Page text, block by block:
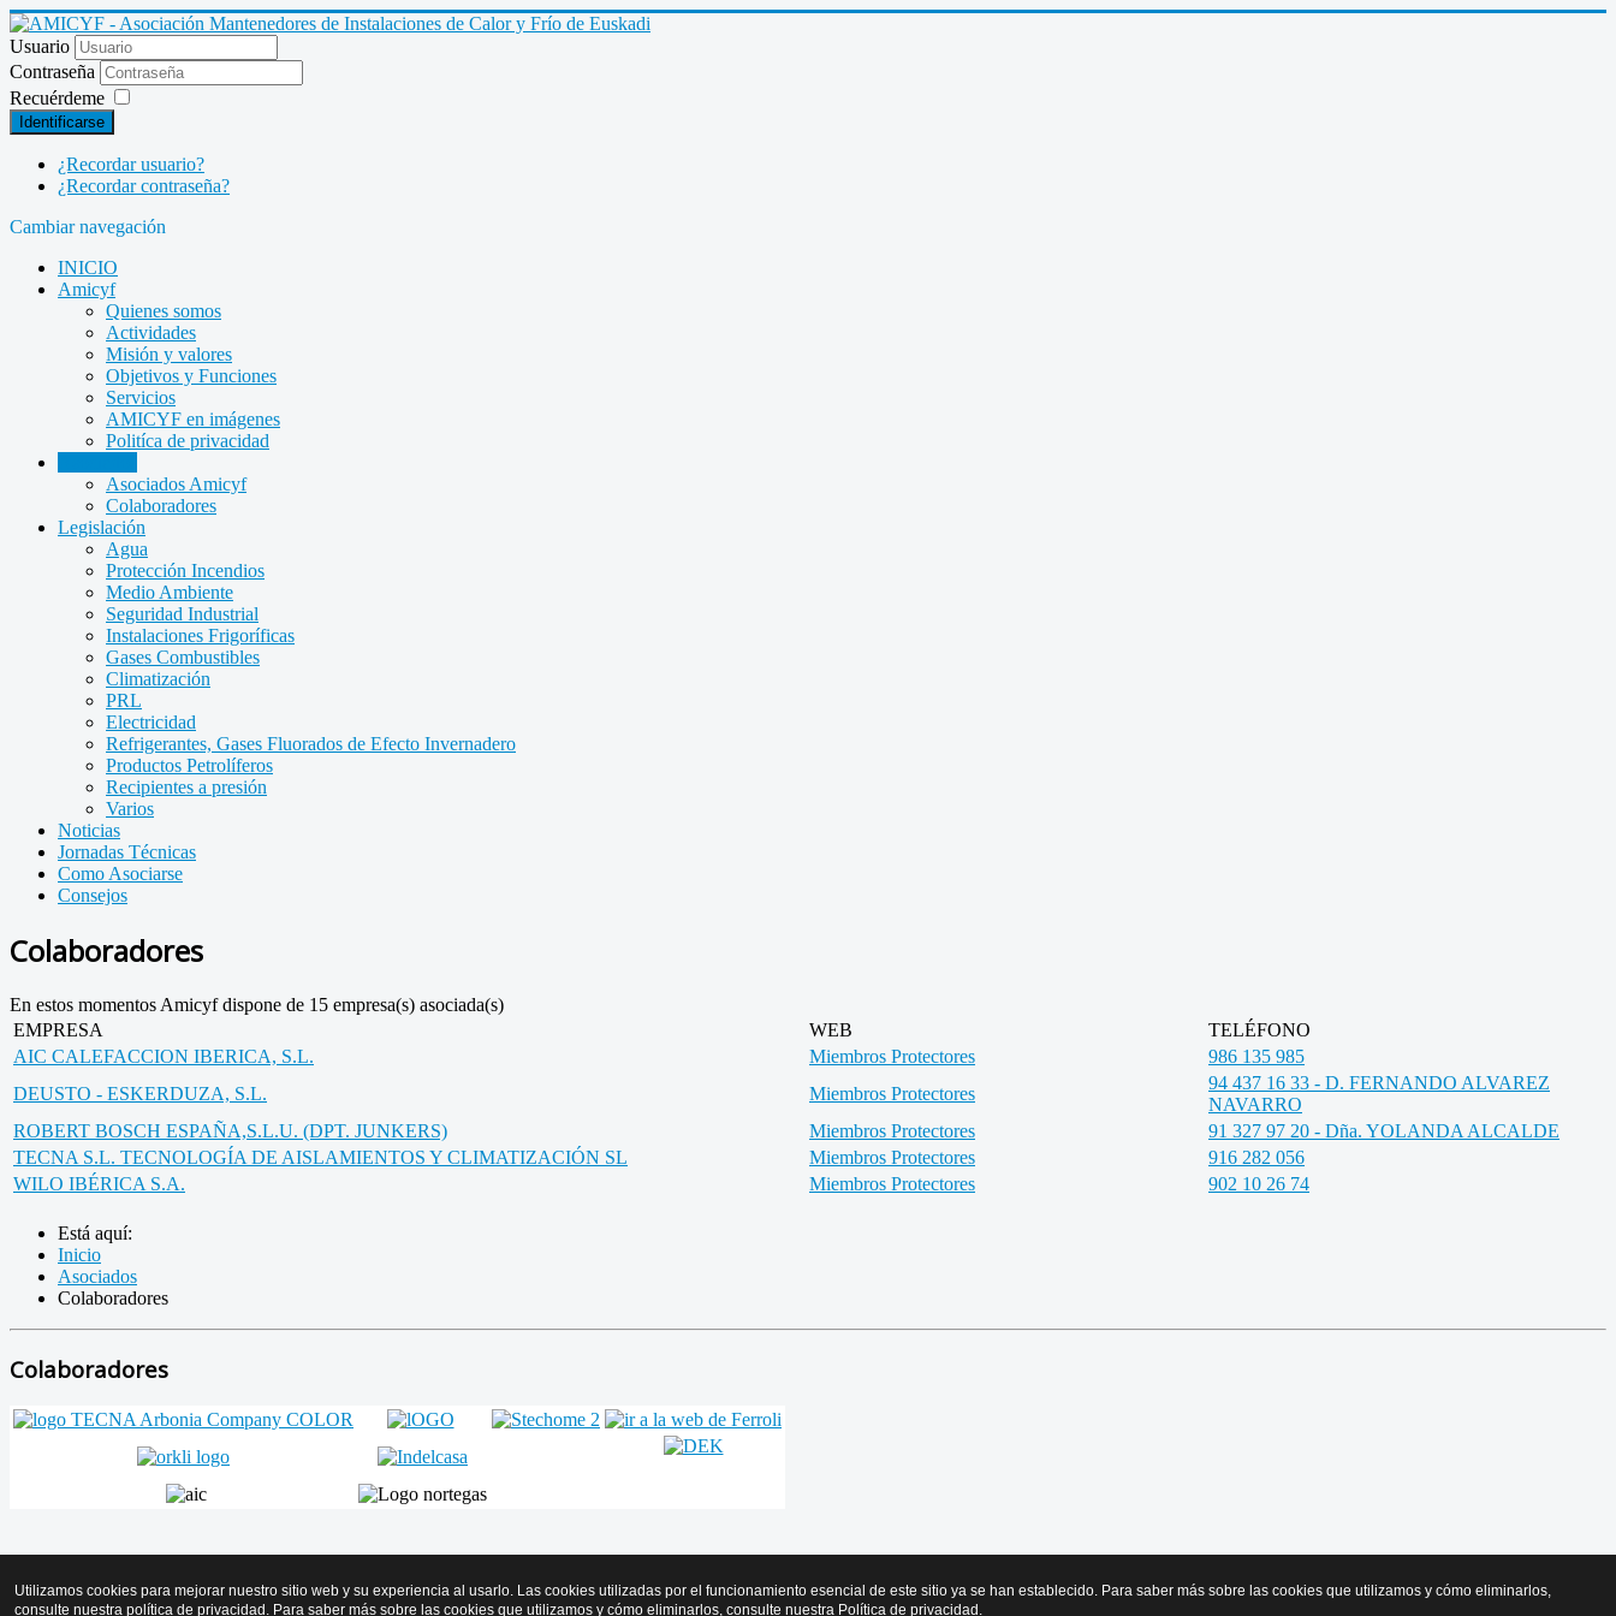
Usuario
Contraseña
Recuérdeme
Identificarse
¿Recordar usuario?
¿Recordar contraseña?
Cambiar navegación
INICIO
Amicyf
Quienes somos
Actividades
Misión y valores
Objetivos y Funciones
Servicios
AMICYF en imágenes
Politíca de privacidad
Asociados Amicyf
Colaboradores
Legislación
Agua
Protección Incendios
Medio Ambiente
Seguridad Industrial
Instalaciones Frigoríficas
Gases Combustibles
Climatización
PRL
Electricidad
Refrigerantes, Gases Fluorados de Efecto Invernadero
Productos Petrolíferos
Recipientes a presión
Varios
Noticias
Jornadas Técnicas
Como Asociarse
Consejos
Colaboradores
En estos momentos Amicyf dispone de 15 empresa(s) asociada(s)
EMPRESA
WEB
TELÉFONO
AIC CALEFACCION IBERICA, S.L.
Miembros Protectores
986 135 985
DEUSTO - ESKERDUZA, S.L.
Miembros Protectores
94 437 16 33 - D. FERNANDO ALVAREZ
NAVARRO
ROBERT BOSCH ESPAÑA,S.L.U. (DPT. JUNKERS)
Miembros Protectores
91 327 97 20 - Dña. YOLANDA ALCALDE
TECNA S.L. TECNOLOGÍA DE AISLAMIENTOS Y CLIMATIZACIÓN SL
Miembros Protectores
916 282 056
WILO IBÉRICA S.A.
Miembros Protectores 902 10 26 74
Está aquí:
Inicio
Asociados
Colaboradores
Colaboradores
Volver arriba
Utilizamos cookies para mejorar nuestro sitio web y su experiencia al usarlo. Las cookies utilizadas por el funcionamiento esencial de este sitio ya se han establecido. Para saber más sobre las cookies que utilizamos y cómo eliminarlos,
consulte nuestra política de privacidad. Para saber más sobre las cookies que utilizamos y cómo eliminarlos, consulte nuestra Política de privacidad .